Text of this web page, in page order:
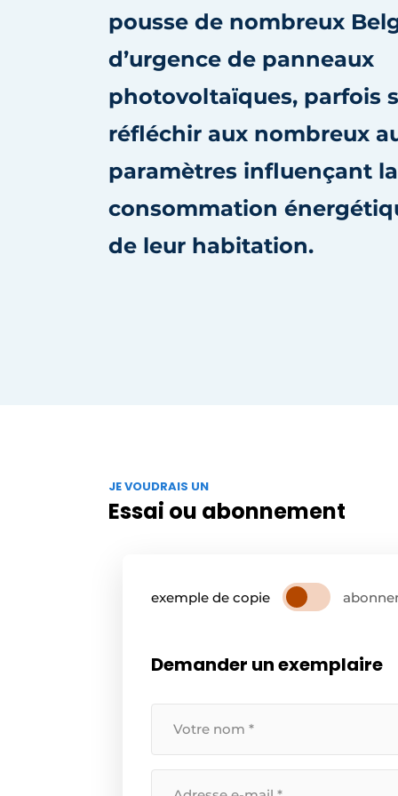
S’inscrire à l’événement
Video’s
pousse de nombreux
d’urgence de panneaux
photovoltaïques, parfois
réfléchir aux nombreux
paramètres influençant la
consommation
de leur habitation.
JE VOUDRAIS UN
Essai ou abonnement
exemple de copie
Demander un exemplaire
naam
*